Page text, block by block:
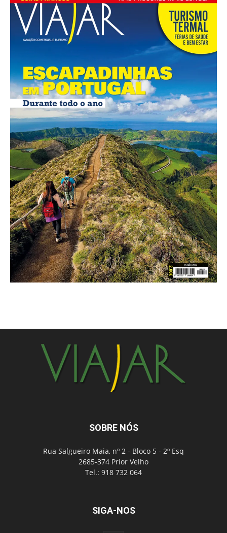
SOBRE NÓS
Rua Salgueiro Maia, nº 2 - Bloco 5 - 2º Esq
2685-374 Prior Velho
Tel.: 918 732 064
SIGA-NOS